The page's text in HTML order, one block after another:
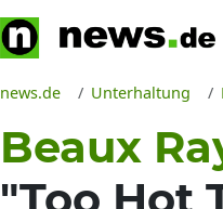
news.de Unterhaltung
Beaux